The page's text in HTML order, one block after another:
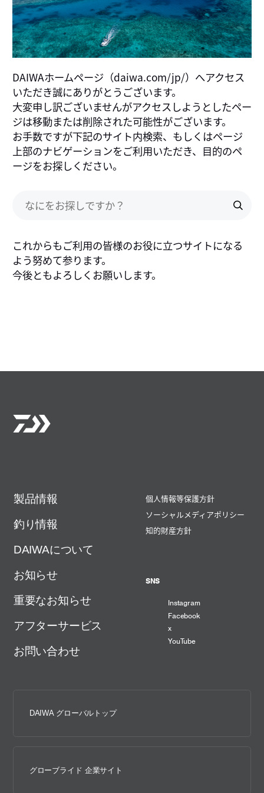
DAIWAホームページ（daiwa.com/jp/）へアクセス
いただき誠にありがとうございます。
大変申し訳ございませんがアクセスしようとしたペー
ジは移動または削除された可能性がございます。
お手数ですが下記のサイト内検索、もしくはページ
上部のナビゲーションをご利用いただき、目的のペ
ージをお探しください。
これからもご利用の皆様のお役に立つサイトになる
よう努めて参ります。
今後ともよろしくお願いします。
製品情報
釣り情報
DAIWAについて
お知らせ
重要なお知らせ
アフターサービス
お問い合わせ
個人情報等保護方針
ソーシャルメディアポリシー
知的財産方針
SNS
Instagram
Facebook
x
YouTube
DAIWA グローバルトップ
グローブライド 企業サイト